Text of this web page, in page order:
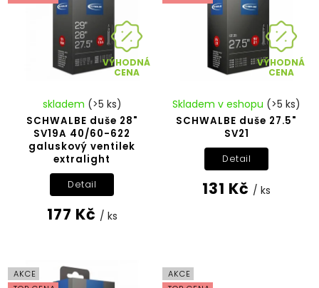
VÝHODNÁ
CENA
SCHWALBE duše 28"
SV19A 40/60-622
galuskový ventilek
extralight
skladem (>5 ks)
177 Kč / ks
Detail
VÝHODNÁ
CENA
SCHWALBE duše 27.5"
SV21
Skladem v eshopu (>5 ks)
131 Kč / ks
Detail
AKCE
AKCE